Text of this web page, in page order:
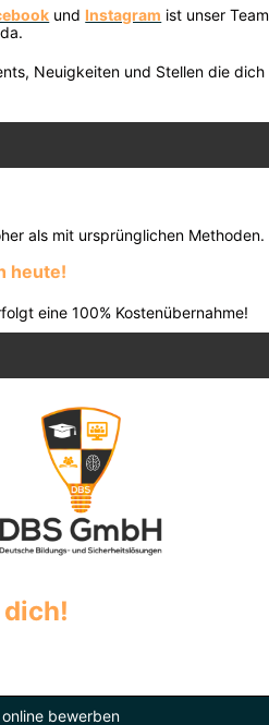
und Instagram ist unser Team
Neuigkeiten und Stellen die dich
als mit ursprünglichen Methoden.
heute!
eine 100% Kostenübernahme!
bewerben